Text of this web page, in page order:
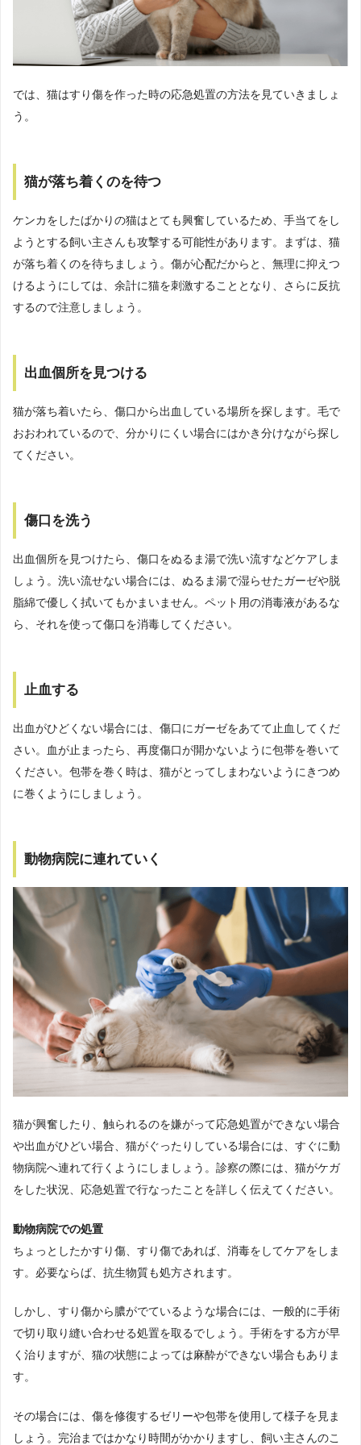
では、猫はすり傷を作った時の応急処置の方法を見ていきましょ
う。
猫が落ち着くのを待つ
ケンカをしたばかりの猫はとても興奮しているため、手当てをし
ようとする飼い主さんも攻撃する可能性があります。まずは、猫
が落ち着くのを待ちましょう。傷が心配だからと、無理に抑えつ
けるようにしては、余計に猫を刺激することとなり、さらに反抗
するので注意しましょう。
出血個所を見つける
猫が落ち着いたら、傷口から出血している場所を探します。毛で
おおわれているので、分かりにくい場合にはかき分けながら探し
てください。
傷口を洗う
出血個所を見つけたら、傷口をぬるま湯で洗い流すなどケアしま
しょう。洗い流せない場合には、ぬるま湯で湿らせたガーゼや脱
脂綿で優しく拭いてもかまいません。ペット用の消毒液があるな
ら、それを使って傷口を消毒してください。
止血する
出血がひどくない場合には、傷口にガーゼをあてて止血してくだ
さい。血が止まったら、再度傷口が開かないように包帯を巻いて
ください。包帯を巻く時は、猫がとってしまわないようにきつめ
に巻くようにしましょう。
動物病院に連れていく
猫が興奮したり、触られるのを嫌がって応急処置ができない場合
や出血がひどい場合、猫がぐったりしている場合には、すぐに動
物病院へ連れて行くようにしましょう。診察の際には、猫がケガ
をした状況、応急処置で行なったことを詳しく伝えてください。
動物病院での処置
ちょっとしたかすり傷、すり傷であれば、消毒をしてケアをしま
す。必要ならば、抗生物質も処方されます。
しかし、すり傷から膿がでているような場合には、一般的に手術
で切り取り縫い合わせる処置を取るでしょう。手術をする方が早
く治りますが、猫の状態によっては麻酔ができない場合もありま
す。
その場合には、傷を修復するゼリーや包帯を使用して様子を見ま
しょう。完治まではかなり時間がかかりますし、飼い主さんのこ